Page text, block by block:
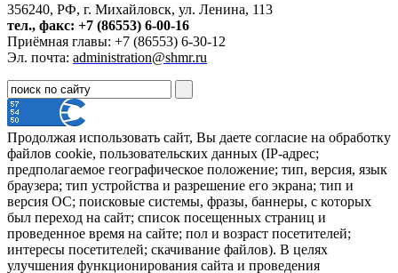
356240, РФ, г. Михайловск, ул. Ленина, 113
тел., факс: +7 (86553) 6-00-16
Приёмная главы: +7 (86553) 6-30-12
Эл. почта: administration@shmr.ru
Продолжая использовать сайт, Вы даете согласие на обработку
файлов cookie, пользовательских данных (IP-адрес;
предполагаемое географическое положение; тип, версия, язык
браузера; тип устройства и разрешение его экрана; тип и
версия ОС; поисковые системы, фразы, баннеры, с которых
был переход на сайт; список посещенных страниц и
проведенное время на сайте; пол и возраст посетителей;
интересы посетителей; скачивание файлов). В целях
улучшения функционирования сайта и проведения